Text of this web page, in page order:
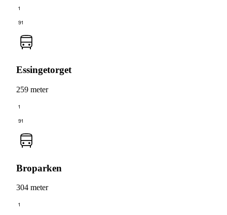
1
91
Essingetorget
259 meter
1
91
Broparken
304 meter
1